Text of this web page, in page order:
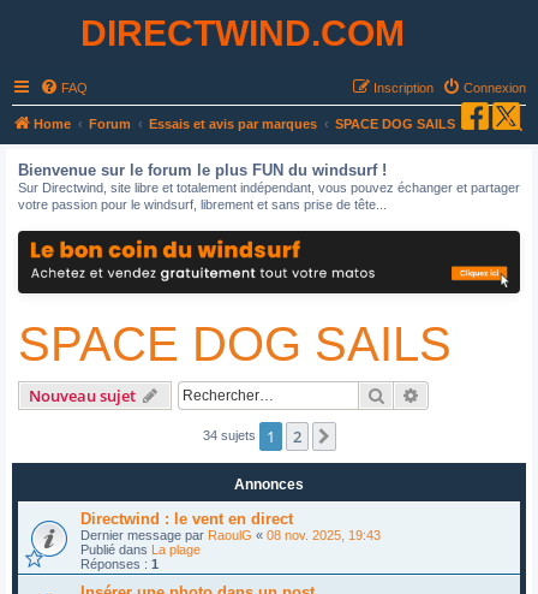
DIRECTWIND.COM
FAQ Connexion
Inscription
Home Forum Essais et avis par marques SPACE DOG SAILS
Bienvenue sur le forum le plus FUN du windsurf !
Sur Directwind, site libre et totalement indépendant, vous pouvez échanger et partager
votre passion pour le windsurf, librement et sans prise de tête...
SPACE DOG SAILS
Nouveau sujet Rechercher
34 sujets 1 2
Annonces
Directwind : le vent en direct
Dernier message par RaoulG « 08 nov. 2025, 19:43
Publié dans La plage
Réponses : 1